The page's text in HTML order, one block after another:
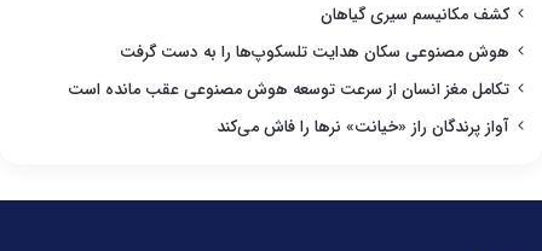
کشف مکانیسم سیری گیاهان
هوش مصنوعی سکان هدایت تلسکوپ‌ها را به دست گرفت
تکامل مغز انسان از سرعت توسعه هوش مصنوعی عقب مانده است
آواز پرندگان راز «خیانت» نرها را فاش می‌کند